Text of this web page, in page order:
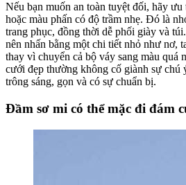
Nếu bạn muốn an toàn tuyệt đối, hãy
hoặc màu phấn có độ trầm nhẹ. Đó là
trang phục, đồng thời dễ phối giày và
nên nhấn bằng một chi tiết nhỏ như nơ,
thay vì chuyển cả bộ váy sang màu quá
cưới đẹp thường không cố giành sự chú
trông sáng, gọn và có sự chuẩn bị.
Đầm sơ mi có thể mặc đi đám